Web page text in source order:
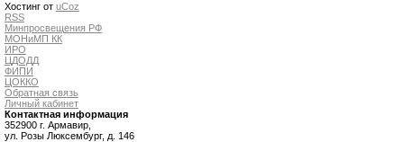
Хостинг от uCoz
RSS
Минпросвещения РФ
МОНиМП КК
ИРО
ЦДОДД
ФИПИ
ЦОККО
Обратная связь
Личный кабинет
Контактная информация
352900 г. Армавир,
ул. Розы Люксембург, д. 146